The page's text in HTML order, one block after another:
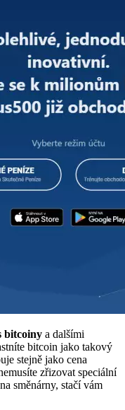
bitcoiny a dalšími
bitcoin jako takový
stejně jako cena
zřizovat speciální
směnárny, stačí vám